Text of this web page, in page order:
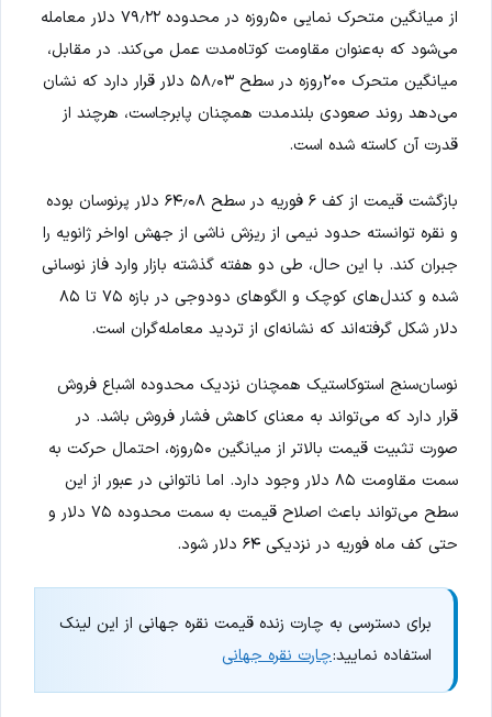
از میانگین متحرک نمایی ۵۰روزه در محدوده ۷۹٫۲۲ دلار معامله
می‌شود که به‌عنوان مقاومت کوتاه‌مدت عمل می‌کند. در مقابل،
میانگین متحرک ۲۰۰روزه در سطح ۵۸٫۰۳ دلار قرار دارد که نشان
می‌دهد روند صعودی بلندمدت همچنان پابرجاست، هرچند از
قدرت آن کاسته شده است.
بازگشت قیمت از کف ۶ فوریه در سطح ۶۴٫۰۸ دلار پرنوسان بوده
و نقره توانسته حدود نیمی از ریزش ناشی از جهش اواخر ژانویه را
جبران کند. با این حال، طی دو هفته گذشته بازار وارد فاز نوسانی
شده و کندل‌های کوچک و الگوهای دودوجی در بازه ۷۵ تا ۸۵
دلار شکل گرفته‌اند که نشانه‌ای از تردید معامله‌گران است.
نوسان‌سنج استوکاستیک همچنان نزدیک محدوده اشباع فروش
قرار دارد که می‌تواند به معنای کاهش فشار فروش باشد. در
صورت تثبیت قیمت بالاتر از میانگین ۵۰روزه، احتمال حرکت به
سمت مقاومت ۸۵ دلار وجود دارد. اما ناتوانی در عبور از این
سطح می‌تواند باعث اصلاح قیمت به سمت محدوده ۷۵ دلار و
حتی کف ماه فوریه در نزدیکی ۶۴ دلار شود.
برای دسترسی به چارت زنده قیمت نقره جهانی از این لینک
استفاده نمایید:چارت نقره جهانی